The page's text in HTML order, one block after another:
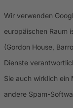
Wir verwenden
europäischen Raum
(Gordon House,
Dienste
Sie auch wirklich ein
andere Spam-